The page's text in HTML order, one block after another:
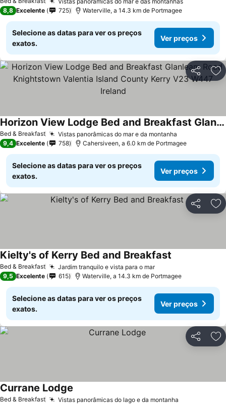
8,8 Excelente 725 Waterville, a 14.3 km de Portmagee
Selecione as datas para ver os preços
exatos.
Ver preços
Partilhar
Bed & Breakfast Vistas panorâmicas do mar e da montanha
Horizon View Lodge Bed and Breakfast Glanleam Road Knightstown Valentia Island County Kerry V23 W447 Ireland
9,4 Excelente 758 Cahersiveen, a 6.0 km de Portmagee
Selecione as datas para ver os preços
exatos.
Ver preços
Partilhar
Bed & Breakfast Jardim tranquilo e vista para o mar
Kielty's of Kerry Bed and Breakfast
9,5 Excelente 615 Waterville, a 14.3 km de Portmagee
Selecione as datas para ver os preços
exatos.
Ver preços
Partilhar
Bed & Breakfast Vistas panorâmicas do lago e da montanha
Currane Lodge